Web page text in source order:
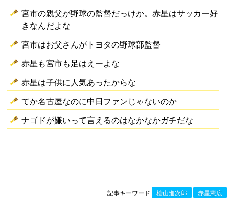
宮市の親父が野球の監督だっけか。赤星はサッカー好
きなんだよな
宮市はお父さんがトヨタの野球部監督
赤星も宮市も足はえーよな
赤星は子供に人気あったからな
てか名古屋なのに中日ファンじゃないのか
ナゴドが嫌いって言えるのはなかなかガチだな
記事キーワード 桧山進次郎 赤星憲広